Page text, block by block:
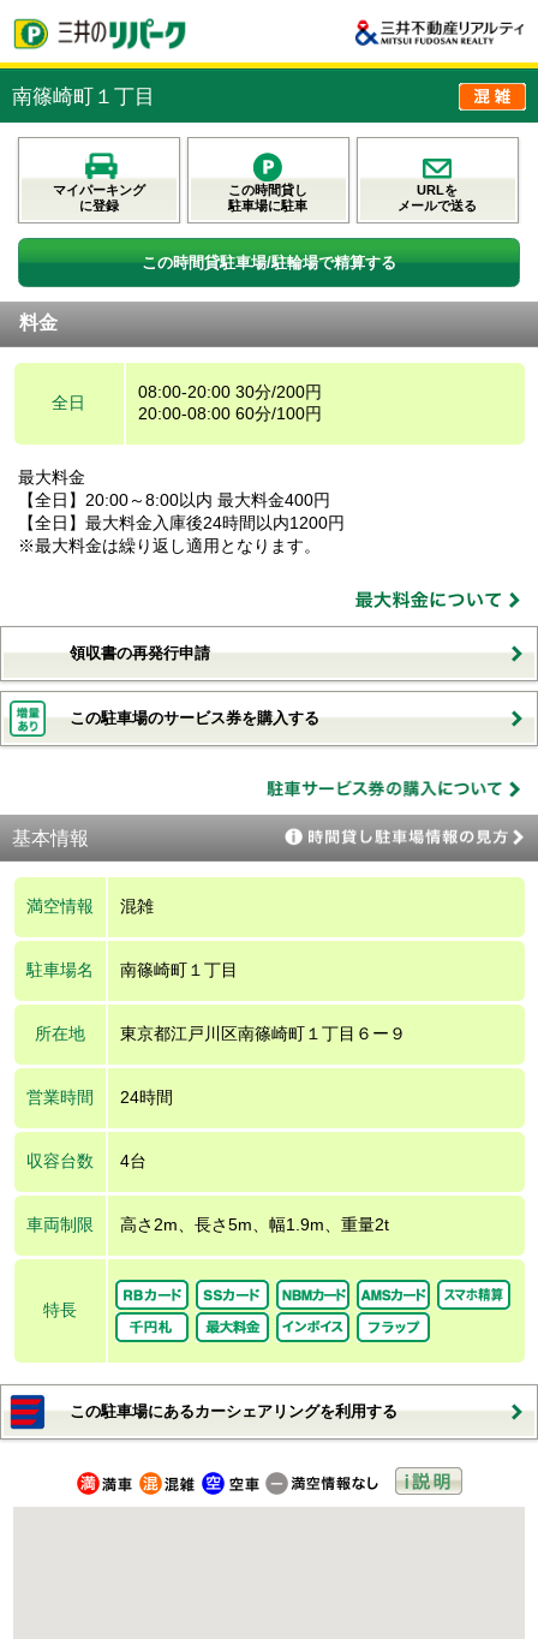
南篠崎町１丁目
マイパーキング
に登録
この時間貸し
駐車場に駐車
URLを
メールで送る
この時間貸駐車場/駐輪場で精算する
料金
全日
08:00-20:00 30分/200円
20:00-08:00 60分/100円
最大料金
【全日】20:00～8:00以内 最大料金400円
【全日】最大料金入庫後24時間以内1200円
※最大料金は繰り返し適用となります。
領収書の再発行申請
この駐車場のサービス券を購入する
基本情報
満空情報 混雑
駐車場名 南篠崎町１丁目
所在地 東京都江戸川区南篠崎町１丁目６ー９
営業時間 24時間
収容台数 4台
車両制限 高さ2m、長さ5m、幅1.9m、重量2t
特長
この駐車場にあるカーシェアリングを利用する